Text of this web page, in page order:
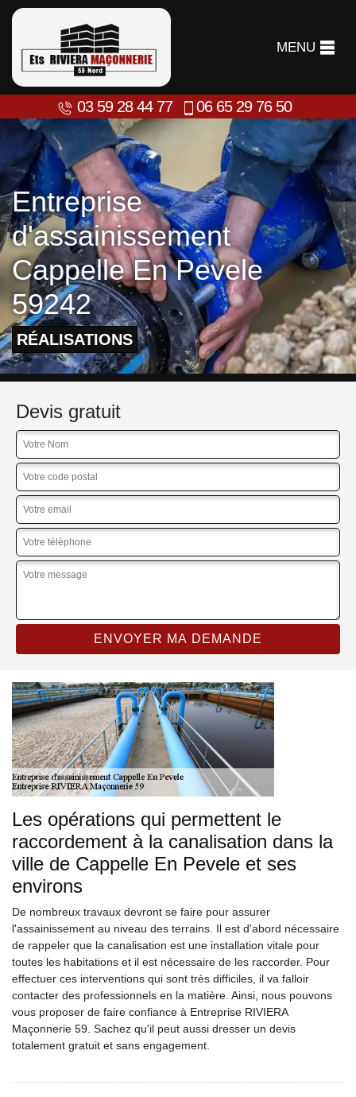
MENU
03 59 28 44 77 06 65 29 76 50
Entreprise
d'assainissement
Cappelle En Pevele
59242
RÉALISATIONS
Devis gratuit
Les opérations qui permettent le
raccordement à la canalisation dans la
ville de Cappelle En Pevele et ses
environs
De nombreux travaux devront se faire pour assurer
l'assainissement au niveau des terrains. Il est d'abord nécessaire
de rappeler que la canalisation est une installation vitale pour
toutes les habitations et il est nécessaire de les raccorder. Pour
effectuer ces interventions qui sont très difficiles, il va falloir
contacter des professionnels en la matière. Ainsi, nous pouvons
vous proposer de faire confiance à Entreprise RIVIERA
Maçonnerie 59. Sachez qu'il peut aussi dresser un devis
totalement gratuit et sans engagement.